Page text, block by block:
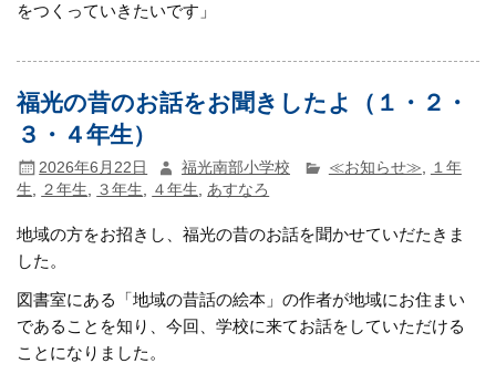
をつくっていきたいです」
福光の昔のお話をお聞きしたよ（１・２・
３・４年生）
2026年6月22日 福光南部小学校 ≪お知らせ≫
１年
生, ２年生, ３年生, ４年生, あすなろ
地域の方をお招きし、福光の昔のお話を聞かせていだたきま
した。
図書室にある「地域の昔話の絵本」の作者が地域にお住まい
であることを知り、今回、学校に来てお話をしていただける
ことになりました。